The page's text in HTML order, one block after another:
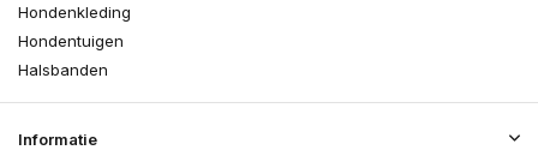
Hondenkleding
Hondentuigen
Halsbanden
Informatie